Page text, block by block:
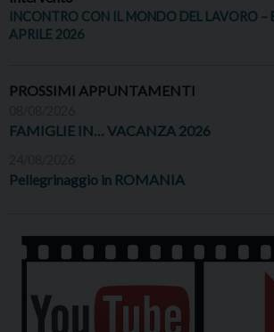
INCONTRO CON IL MONDO DEL LAVORO –
APRILE 2026
PROSSIMI APPUNTAMENTI
FAMIGLIE IN… VACANZA 2026
Pellegrinaggio in ROMANIA